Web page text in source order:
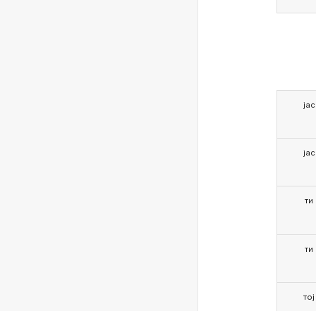
јас
јас
ти
ти
тој